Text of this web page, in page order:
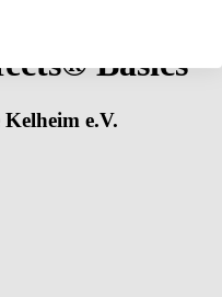
Basics
e.V.